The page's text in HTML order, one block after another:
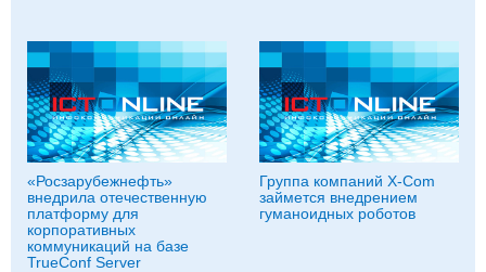
«Росзарубежнефть»
внедрила отечественную
платформу для
корпоративных
коммуникаций на базе
TrueConf Server
Группа компаний X-Com
займется внедрением
гуманоидных роботов